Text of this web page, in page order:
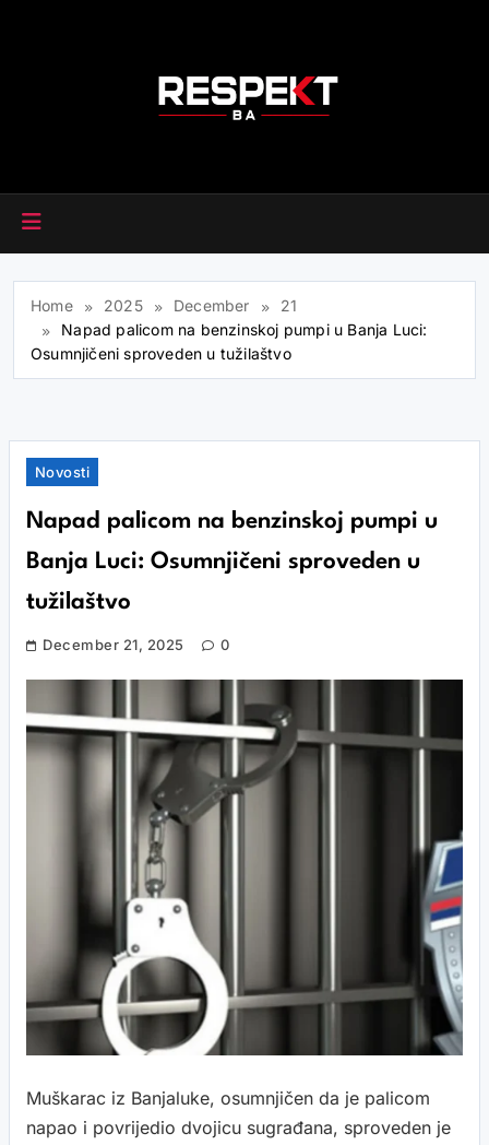
Home 2025 December
21
Napad palicom na benzinskoj pumpi u Banja Luci:
Osumnjičeni sproveden u tužilaštvo
Novosti
Napad palicom na benzinskoj pumpi u
Banja Luci: Osumnjičeni sproveden u
tužilaštvo
December 21, 2025 0
Muškarac iz Banjaluke, osumnjičen da je palicom
napao i povrijedio dvojicu sugrađana, sproveden je